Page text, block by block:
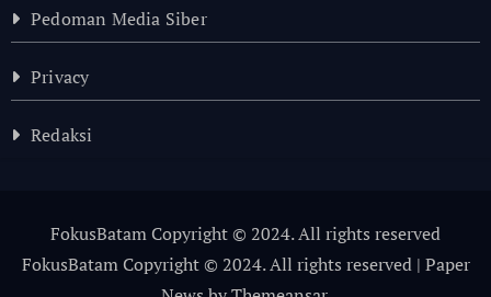
Pedoman Media Siber
Privacy
Redaksi
FokusBatam Copyright © 2024. All rights reserved
FokusBatam Copyright © 2024. All rights reserved | Paper